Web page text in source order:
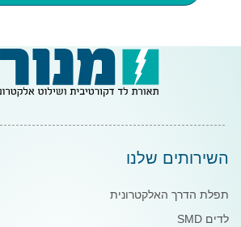
השירותים שלנו
תפלת הדרך האלקטרונית
לדים SMD